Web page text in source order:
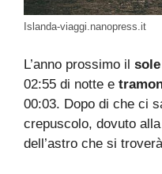
Islanda-viaggi.nanopress.it
L’anno prossimo il sole
02:55 di notte e
00:03. Dopo di che ci
crepuscolo, dovuto alla
dell’astro che si